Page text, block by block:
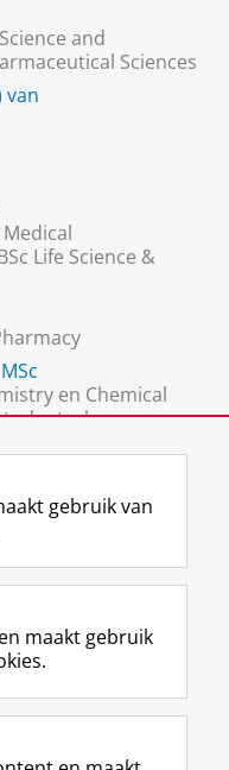
and
Sciences
van
Life Science &
en Chemical
L
i
k
e
I
-
R
S
-
f
e
R
I
n
t
r
m
Y
o
T
e
k
gebruik van
maakt gebruik